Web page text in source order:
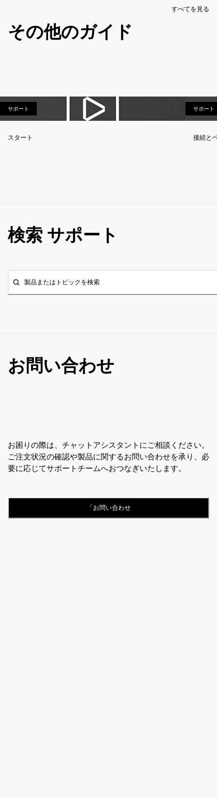
その他のガイド
すべてを見る
サポート
スタート
サポート
接続と
検索 サポート
製品またはトピックを検索
お問い合わせ
お困りの際は、チャットアシスタントにご相談ください。
ご注文状況の確認や製品に関するお問い合わせを承り、必
要に応じてサポートチームへおつなぎいたします。
「お問い合わせ